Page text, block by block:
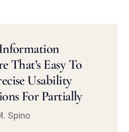
That’s Easy To
Usability
For Partially
Spino